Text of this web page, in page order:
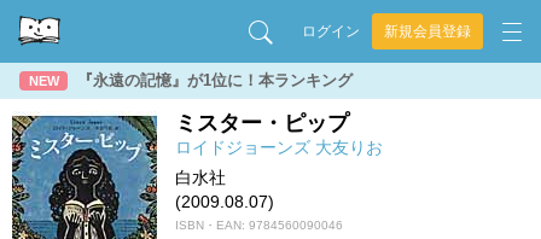
ログイン 新規会員登録
NEW 『永遠の記憶』が1位に！本ランキング
ミスター・ピップ
ロイドジョーンズ 大友りお
白水社
(2009.08.07)
ISBN・EAN: 9784560090046